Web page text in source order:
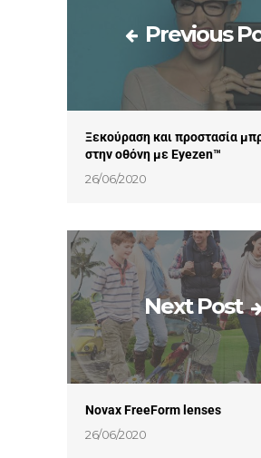
Previous
Ξεκούραση και προστασία
στην οθόνη με Eyezen™
26/06/2020
Next Post
Νovax FreeForm lenses
26/06/2020